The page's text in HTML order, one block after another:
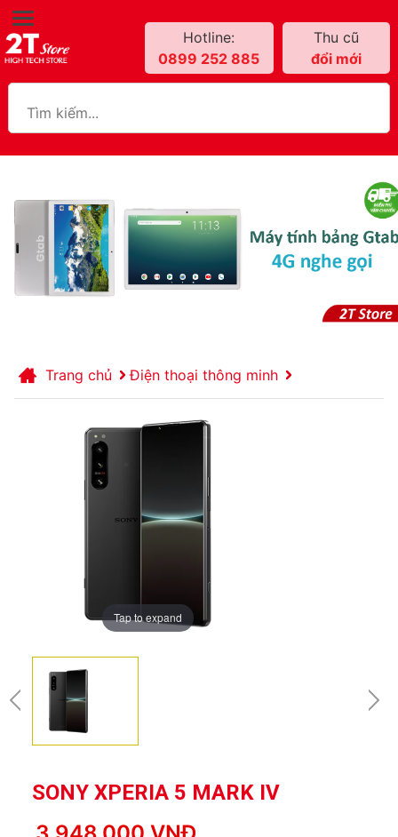
Hotline:
0899 252 885
Thu cũ
đổi mới
Trang chủ Điện thoại thông minh
Tap to expand
SONY XPERIA 5 MARK IV